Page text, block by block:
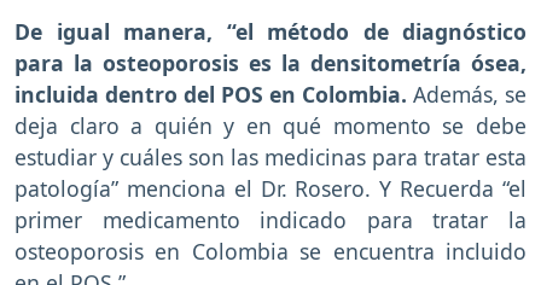
De igual manera, “el método de diagnóstico
para la osteoporosis es la densitometría ósea,
incluida dentro del POS en Colombia. Además, se
deja claro a quién y en qué momento se debe
estudiar y cuáles son las medicinas para tratar esta
patología” menciona el Dr. Rosero. Y Recuerda “el
primer medicamento indicado para tratar la
osteoporosis en Colombia se encuentra incluido